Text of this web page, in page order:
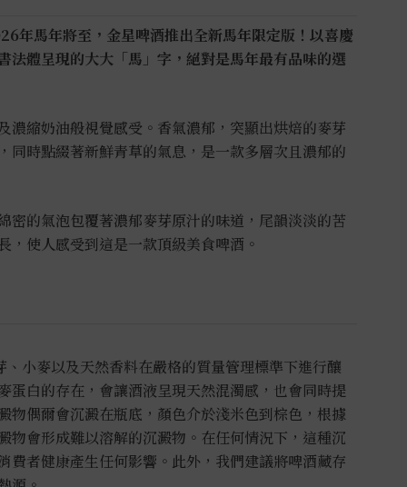
年馬年將至，金星啤酒推出全新馬年限定版！以喜慶
法體呈現的大大「馬」字，絕對是馬年最有品味的選
濃縮奶油般視覺感受。香氣濃郁，突顯出烘焙的麥芽
同時點綴著新鮮青草的氣息，是一款多層次且濃郁的
密的氣泡包覆著濃郁麥芽原汁的味道，尾韻淡淡的苦
，使人感受到這是一款頂級美食啤酒。
小麥以及天然香料在嚴格的質量管理標準下進行釀
蛋白的存在，會讓酒液呈現天然混濁感，也會同時提
物偶爾會沉澱在瓶底，顏色介於淺米色到棕色，根據
物會形成難以溶解的沉澱物。在任何情況下，這種沉
費者健康產生任何影響。此外，我們建議將啤酒藏存